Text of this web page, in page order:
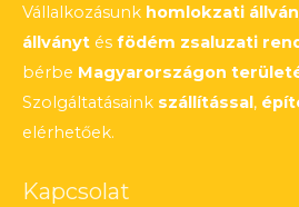
Vállalkozásunk homlokzati
állványt és födém zsaluzati
bérbe Magyarországon
Szolgáltatásaink szállítással,
elérhetőek.
Kapcsolat